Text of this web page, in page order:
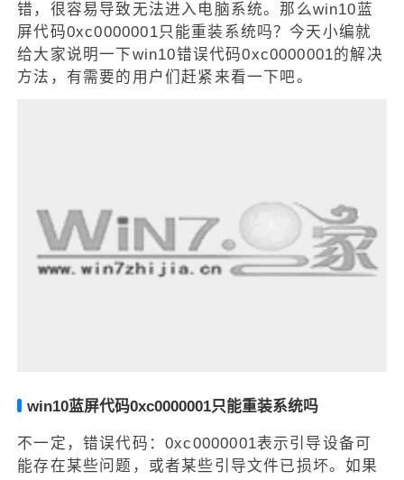
错，很容易导致无法进入电脑系统。那么win10蓝
屏代码0xc0000001只能重装系统吗？今天小编就
给大家说明一下win10错误代码0xc0000001的解决
方法，有需要的用户们赶紧来看一下吧。
win10蓝屏代码0xc0000001只能重装系统吗
不一定，错误代码：0xc0000001表示引导设备可
能存在某些问题，或者某些引导文件已损坏。如果